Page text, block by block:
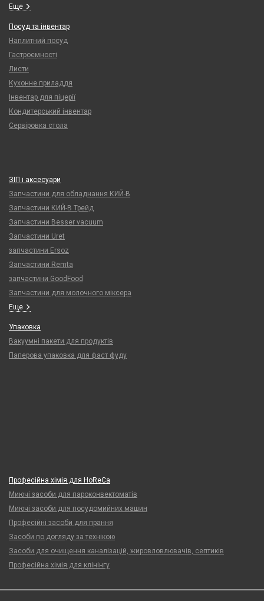
Еще
Посуд та інвентар
Наплитний посуд
Гастроємності
Листи
Кухонне приладдя
Інвентар для піцерії
Кондитерський інвентар
Сервіровка стола
ЗІП і аксесуари
Запчастини для обладнання КИЙ-В
Запчастини КИЙ-В Трейд
Запчастини Besser vacuum
Запчастини Uret
запчастини Ersoz
Запчастини Remta
запчастини GoodFood
Запчастини для молочного міксера
Еще
Упаковка
Вакуумні пакети для продуктів
Паперова упаковка для фаст фуду
Професійна хімія для HoReCa
Миючі засоби для пароконвектоматів
Миючі засоби для посудомийних машин
Професійні засоби для прання
Засоби по догляду за технікою
Засоби для очищення каналізацій, жировловлювачів, септиків
Професійна хімія для клінінгу